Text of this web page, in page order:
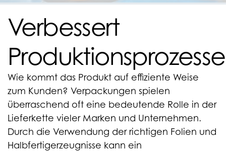
Verbessert
Produktionsprozesse
Wie kommt das Produkt auf effiziente Weise
zum Kunden? Verpackungen spielen
überraschend oft eine bedeutende Rolle in der
Lieferkette vieler Marken und Unternehmen.
Durch die Verwendung der richtigen Folien und
Halbfertigerzeugnisse kann ein